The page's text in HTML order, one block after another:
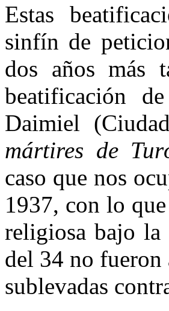
Estas
sinfín de
dos años más
beatificación
Daimiel
mártires de
caso que nos
1937, con lo
religiosa bajo la
del 34 no fueron
sublevadas